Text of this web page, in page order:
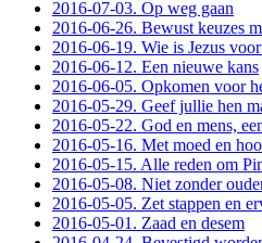
2016-07-03. Op weg gaan
2016-06-26. Bewust keuzes
2016-06-19. Wie is Jezus
2016-06-12. Een nieuwe kans
2016-06-05. Opkomen voor
2016-05-29. Geef jullie hen
2016-05-22. God en mens,
2016-05-16. Met moed en
2016-05-15. Alle reden om
2016-05-08. Niet zonder
2016-05-05. Zet stappen en
2016-05-01. Zaad en desem